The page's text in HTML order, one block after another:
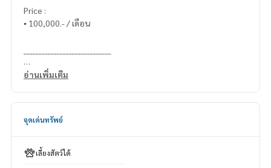
Price :
▪️ 100,000.- / เดือน
📞 Contact :
LINE : @homethailand (มี@นำ)
//“เพราะเราเชื่อว่าคุณภาพชีวิตที่ดี..
อ่านเพิ่มเติม
จุดเด่นทรัพย์
เลี้ยงสัตว์ได้